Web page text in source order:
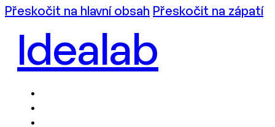
Přeskočit na hlavní obsah Přeskočit na zápatí
Idealab